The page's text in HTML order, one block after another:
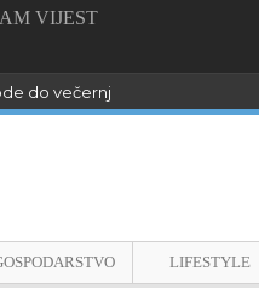
VIJEST
do večernjih sati !
LIFESTYLE